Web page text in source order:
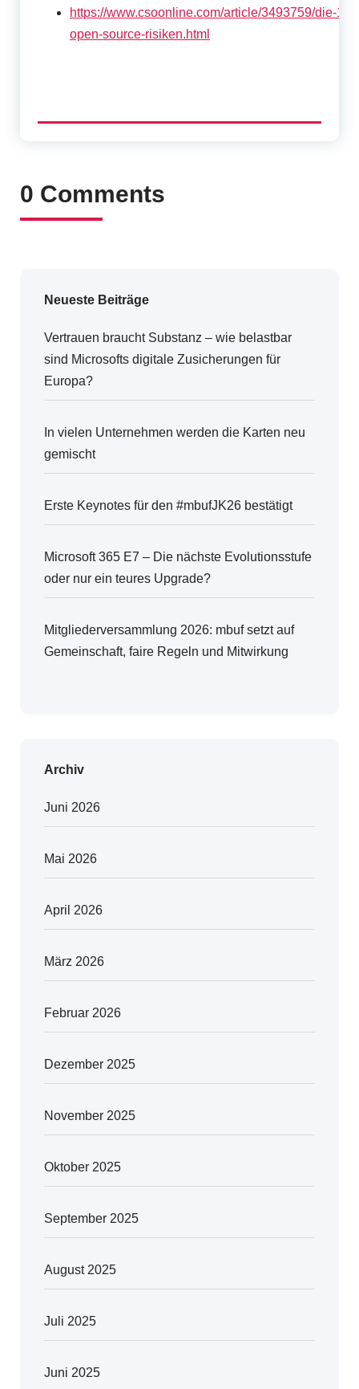
https://www.csoonline.com/article/3493759/die-10-
open-source-risiken.html
0 Comments
Neueste Beiträge
Vertrauen braucht Substanz – wie belastbar
sind Microsofts digitale Zusicherungen für
Europa?
In vielen Unternehmen werden die Karten neu
gemischt
Erste Keynotes für den #mbufJK26 bestätigt
Microsoft 365 E7 – Die nächste Evolutionsstufe
oder nur ein teures Upgrade?
Mitgliederversammlung 2026: mbuf setzt auf
Gemeinschaft, faire Regeln und Mitwirkung
Archiv
Juni 2026
Mai 2026
April 2026
März 2026
Februar 2026
Dezember 2025
November 2025
Oktober 2025
September 2025
August 2025
Juli 2025
Juni 2025